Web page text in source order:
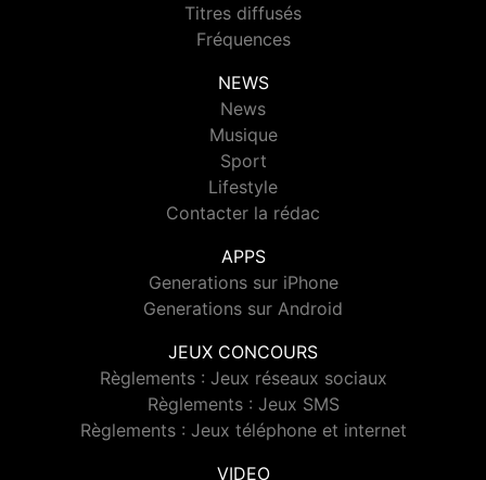
Titres diffusés
Fréquences
NEWS
News
Musique
Sport
Lifestyle
Contacter la rédac
APPS
Generations sur iPhone
Generations sur Android
JEUX CONCOURS
Règlements : Jeux réseaux sociaux
Règlements : Jeux SMS
Règlements : Jeux téléphone et internet
VIDEO